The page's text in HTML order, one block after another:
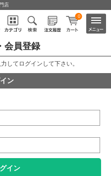
店
0
会員登録
してログインして下さい。
ン
イン